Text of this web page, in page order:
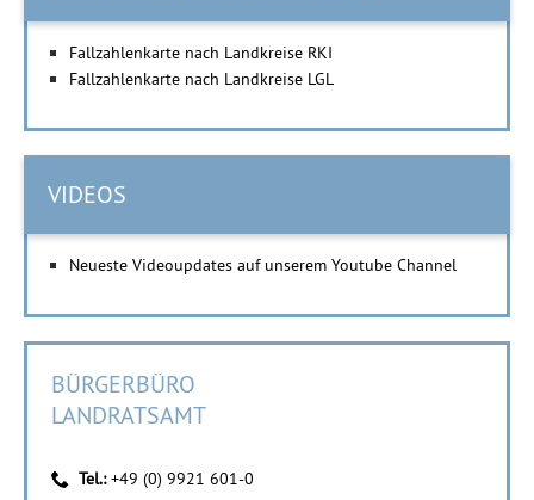
Fallzahlenkarte nach Landkreise RKI
Fallzahlenkarte nach Landkreise LGL
VIDEOS
Neueste Videoupdates auf unserem Youtube Channel
BÜRGERBÜRO
LANDRATSAMT
Tel.:+49 (0) 9921 601-0